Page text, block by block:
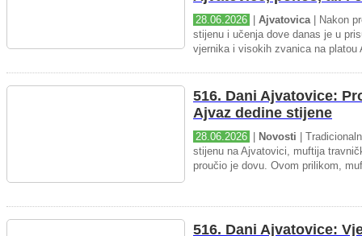
28.06.2026 Ajvatovica| Nakon
stijenu i učenja dove danas je u
vjernika i visokih zvanica na platou
516. Dani Ajvatovice:
Ajvaz dedine stijene
28.06.2026 Novosti |
stijenu na Ajvatovici, muftija
proučio je dovu. Ovom prilikom,
516. Dani Ajvatovice: